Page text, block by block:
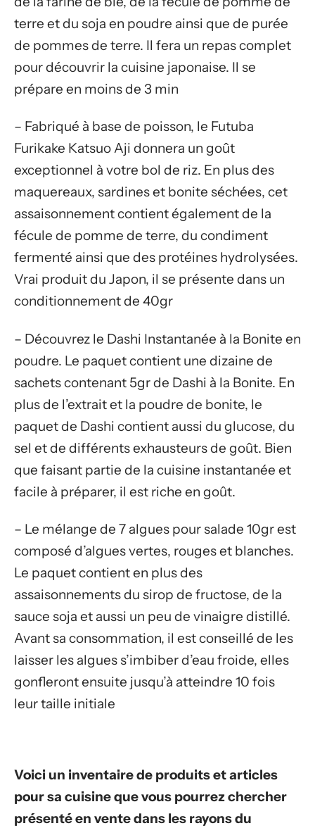
terre et du soja en poudre ainsi que de purée
de pommes de terre. Il fera un repas complet
pour découvrir la cuisine japonaise. Il se
prépare en moins de 3 min
– Fabriqué à base de poisson, le Futuba
Furikake Katsuo Aji donnera un goût
exceptionnel à votre bol de riz. En plus des
maquereaux, sardines et bonite séchées, cet
assaisonnement contient également de la
fécule de pomme de terre, du condiment
fermenté ainsi que des protéines hydrolysées.
Vrai produit du Japon, il se présente dans un
conditionnement de 40gr
– Découvrez le Dashi Instantanée à la Bonite en
poudre. Le paquet contient une dizaine de
sachets contenant 5gr de Dashi à la Bonite. En
plus de l’extrait et la poudre de bonite, le
paquet de Dashi contient aussi du glucose, du
sel et de différents exhausteurs de goût. Bien
que faisant partie de la cuisine instantanée et
facile à préparer, il est riche en goût.
– Le mélange de 7 algues pour salade 10gr est
composé d’algues vertes, rouges et blanches.
Le paquet contient en plus des
assaisonnements du sirop de fructose, de la
sauce soja et aussi un peu de vinaigre distillé.
Avant sa consommation, il est conseillé de les
laisser les algues s’imbiber d’eau froide, elles
gonfleront ensuite jusqu’à atteindre 10 fois
leur taille initiale
Voici un inventaire de produits et articles
pour sa cuisine que vous pourrez chercher
présenté en vente dans les rayons du